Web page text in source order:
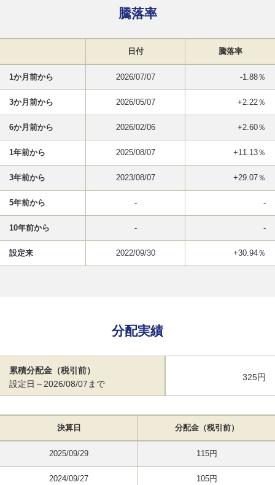
騰落率
日付 騰落率
1か月前から 2026/07/07 -1.88％
3か月前から 2026/05/07 +2.22％
6か月前から 2026/02/06 +2.60％
1年前から 2025/08/07 +11.13％
3年前から 2023/08/07 +29.07％
5年前から - -
10年前から - -
設定来 2022/09/30 +30.94％
分配実績
累積分配金（税引前）
設定日～2026/08/07まで
325円
決算日 分配金（税引前）
2025/09/29 115円
2024/09/27 105円